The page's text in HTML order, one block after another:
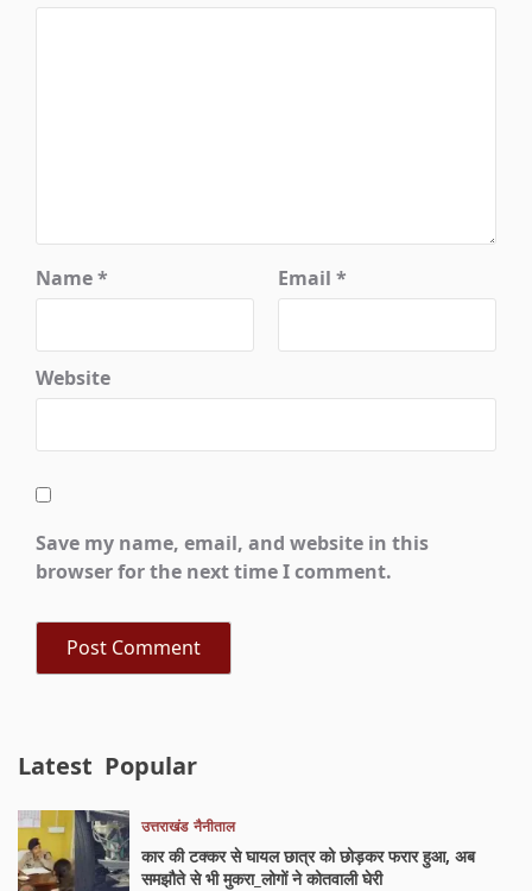
Name* Email *
Website
Save my name, email, and website in this
browser for the next time I comment.
Latest Popular
उत्तराखंड नैनीताल
कार की टक्कर से घायल छात्र को छोड़कर फरार हुआ, अब
समझौते से भी मुकरा_लोगों ने कोतवाली घेरी